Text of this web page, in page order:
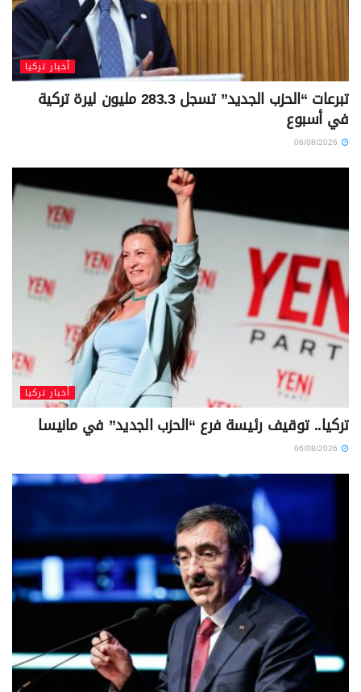
أخبار تركيا
تبرعات “الحزب الجديد” تسجل 283.3 مليون ليرة تركية
في أسبوع
أخبار تركيا
تركيا.. توقيف رئيسة فرع “الحزب الجديد” في مانيسا